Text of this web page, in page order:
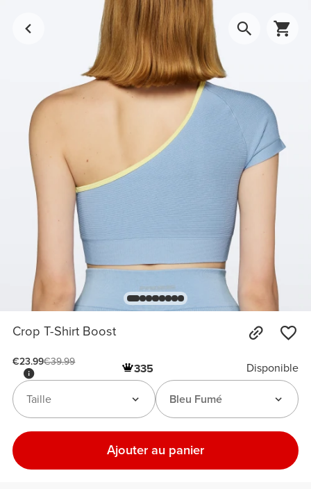
Crop T-Shirt Boost
€23.99€39.99
335 Disponible
Bleu Fumé
Taille
Ajouter au panier